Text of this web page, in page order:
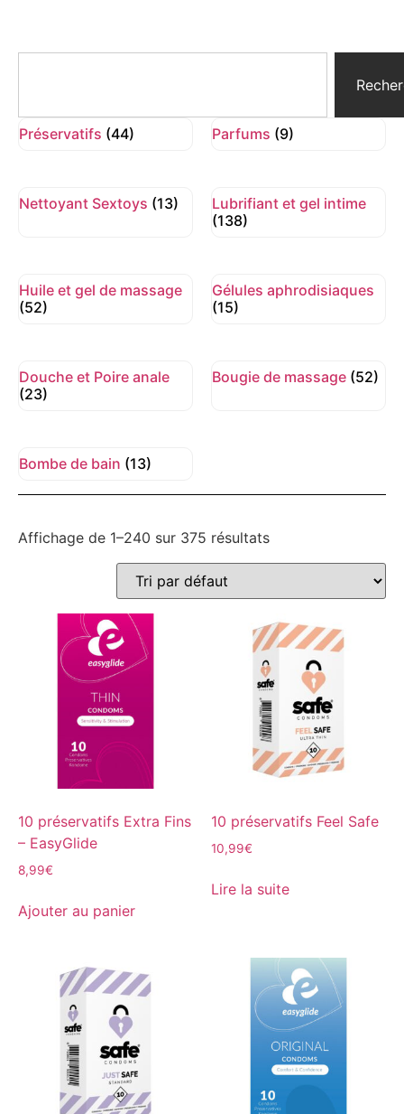
Préservatifs (44) Parfums (9)
Nettoyant Sextoys (13)
Lubrifiant et gel intime
(138)
Huile et gel de massage
(52)
Gélules aphrodisiaques
(15)
Douche et Poire anale
(23)
Bougie de massage (52)
Bombe de bain (13)
Affichage de 1–240 sur 375 résultats
10 préservatifs Extra Fins
– EasyGlide
8,99€
Ajouter au panier
10 préservatifs Feel Safe
10,99€
Lire la suite